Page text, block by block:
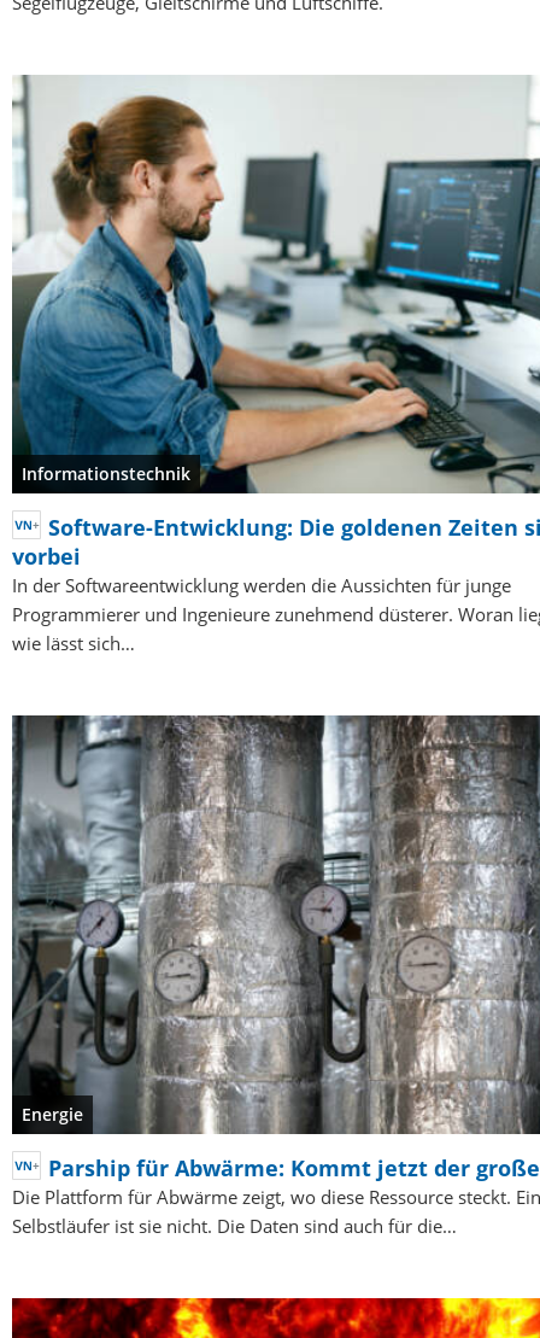
Informationstechnik
Software-Entwicklung: Die goldenen Zeiten
vorbei
In der Softwareentwicklung werden die Aussichten für junge
Programmierer und Ingenieure zunehmend düsterer. Woran
wie lässt sich…
Energie
Parship für Abwärme: Kommt jetzt der
Die Plattform für Abwärme zeigt, wo diese Ressource steckt. Ein
Selbstläufer ist sie nicht. Die Daten sind auch für die…